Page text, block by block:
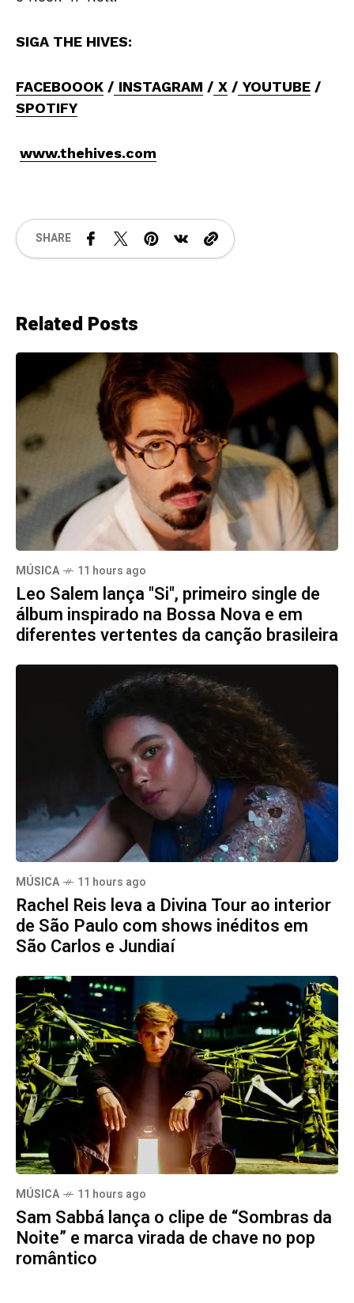
SIGA THE HIVES:
FACEBOOOK / INSTAGRAM / X / YOUTUBE /
SPOTIFY
www.thehives.com
SHARE
Related Posts
MÚSICA 11 hours ago
Leo Salem lança "Si", primeiro single de
álbum inspirado na Bossa Nova e em
diferentes vertentes da canção brasileira
MÚSICA 11 hours ago
Rachel Reis leva a Divina Tour ao interior
de São Paulo com shows inéditos em
São Carlos e Jundiaí
MÚSICA 11 hours ago
Sam Sabbá lança o clipe de “Sombras da
Noite” e marca virada de chave no pop
romântico